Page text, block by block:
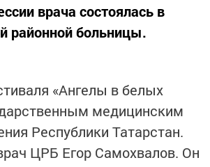
врача состоялась в
районной больницы.
«Ангелы в белых
медицинским
Республики Татарстан.
ЦРБ Егор Самохвалов. Он